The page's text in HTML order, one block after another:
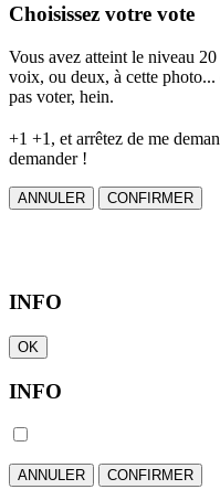
Choisissez votre vote
Vous avez atteint le niveau
voix, ou deux, à cette
pas voter, hein.
+1 +1, et arrêtez de me
demander !
ANNULER CONFIRMER
INFO
OK
INFO
ANNULER CONFIRMER